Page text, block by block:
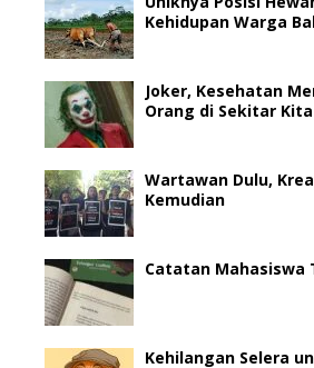
Kehidupan Warga
Joker, Kesehatan
Orang di Sekitar Kita
Wartawan Dulu,
Kemudian
Catatan Mahasiswa
Kehilangan Selera